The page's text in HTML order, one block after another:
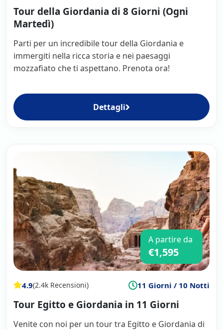
Tour della Giordania di 8 Giorni (Ogni
Martedì)
Parti per un incredibile tour della Giordania e
immergiti nella ricca storia e nei paesaggi
mozzafiato che ti aspettano. Prenota ora!
Dettagli
A partire da
€1,595
4.9(2.4k Recensioni) 11 Giorni / 10 Notti
Tour Egitto e Giordania in 11 Giorni
Venite con noi per un tour tra Egitto e Giordania di